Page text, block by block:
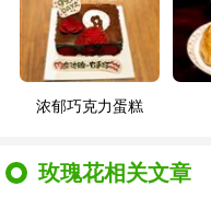
浓郁巧克力蛋糕
玫瑰花相关文章